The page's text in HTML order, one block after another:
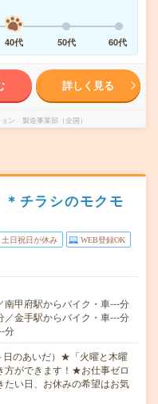
40代 50代 60代
詳しく見る
ン 製造事業部（全国）
＊チラシのモクモ
土日祝日が休み WEB登録OK
甲府駅からバイク・車---分
／金手駅からバイク・車---分
分
日のあいだ）★「火曜と木曜
方ができます！★お仕事ゼロ
い日、お休みの希望はお気